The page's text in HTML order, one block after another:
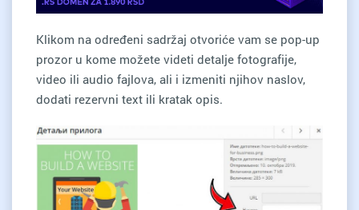
Klikom na određeni sadržaj otvoriće vam se pop-up
prozor u kome možete videti detalje fotografije,
video ili audio fajlova, ali i izmeniti njihov naslov,
dodati rezervni text ili kratak opis.